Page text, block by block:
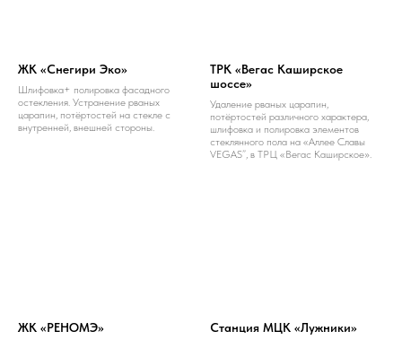
ЖК «Снегири Эко»
Шлифовка+ полировка фасадного
остекления. Устранение рваных
царапин, потёртостей на стекле с
внутренней, внешней стороны.
ТРК «Вегас Каширское
шоссе»
Удаление рваных царапин,
потёртостей различного характера,
шлифовка и полировка элементов
стеклянного пола на «Аллее Славы
VEGAS”, в ТРЦ «Вегас Каширское».
ЖК «РЕНОМЭ» Станция МЦК «Лужники»